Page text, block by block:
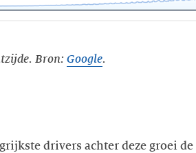
Bron: Google.
drivers achter deze groei de